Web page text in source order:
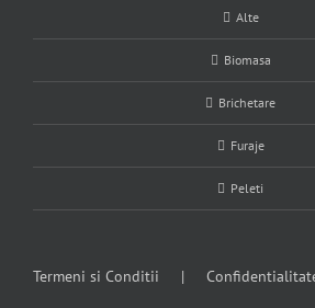
Alte
Biomasa
Brichetare
Furaje
Peleti
Termeni si Conditii